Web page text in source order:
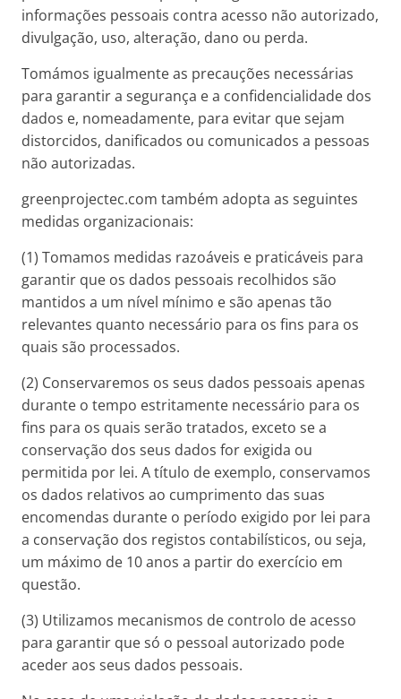
informações pessoais contra acesso não autorizado,
divulgação, uso, alteração, dano ou perda.
Tomámos igualmente as precauções necessárias
para garantir a segurança e a confidencialidade dos
dados e, nomeadamente, para evitar que sejam
distorcidos, danificados ou comunicados a pessoas
não autorizadas.
greenprojectec.com também adopta as seguintes
medidas organizacionais:
(1) Tomamos medidas razoáveis e praticáveis para
garantir que os dados pessoais recolhidos são
mantidos a um nível mínimo e são apenas tão
relevantes quanto necessário para os fins para os
quais são processados.
(2) Conservaremos os seus dados pessoais apenas
durante o tempo estritamente necessário para os
fins para os quais serão tratados, exceto se a
conservação dos seus dados for exigida ou
permitida por lei. A título de exemplo, conservamos
os dados relativos ao cumprimento das suas
encomendas durante o período exigido por lei para
a conservação dos registos contabilísticos, ou seja,
um máximo de 10 anos a partir do exercício em
questão.
(3) Utilizamos mecanismos de controlo de acesso
para garantir que só o pessoal autorizado pode
aceder aos seus dados pessoais.